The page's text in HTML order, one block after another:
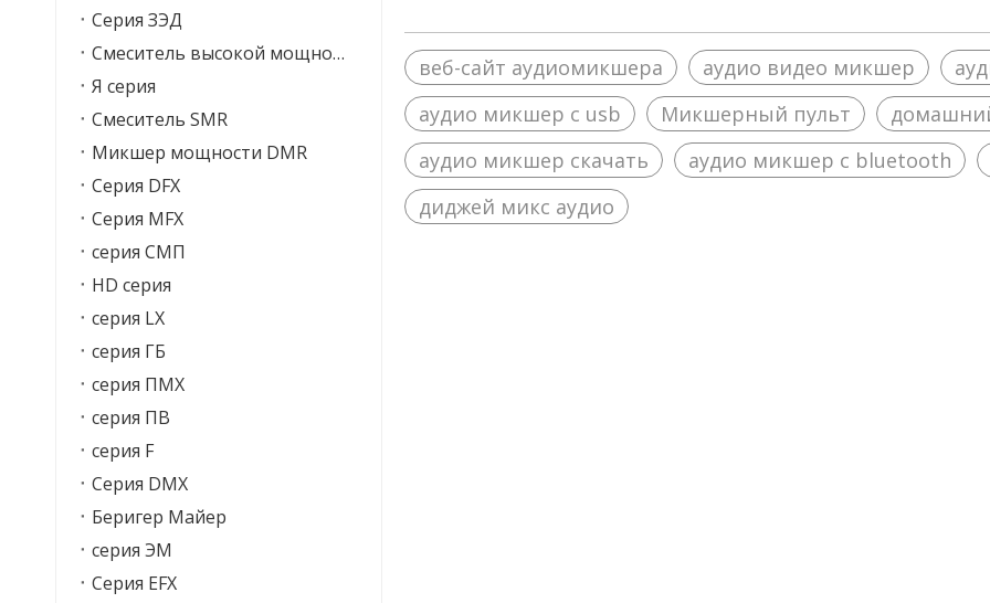
Серия ЗЭД
Смеситель высокой мощности DEM
Я серия
Смеситель SMR
Микшер мощности DMR
Серия DFX
Серия MFX
серия СМП
HD серия
серия LX
серия ГБ
серия ПМХ
серия ПВ
серия F
Серия DMX
Беригер Майер
серия ЭМ
Серия EFX
веб-сайт аудиомикшера аудио видео микшер
аудио микшер с usb
Микшерный пульт
аудио микшер скачать
аудио микшер с bluetooth
диджей микс аудио